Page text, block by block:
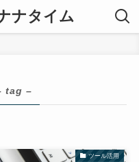
ナタイム
tag –
ツール活用